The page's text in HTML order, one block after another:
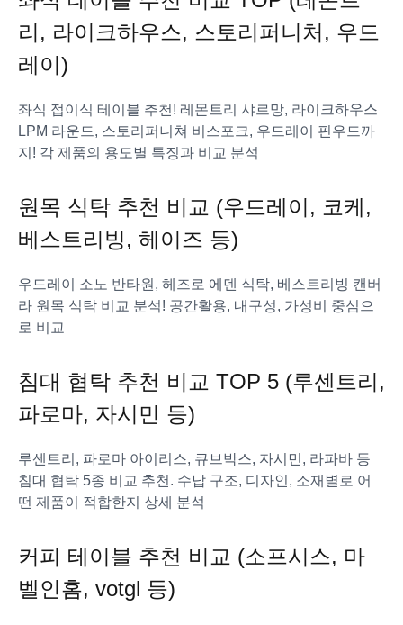
리, 라이크하우스, 스토리퍼니처, 우드
레이)
좌식 접이식 테이블 추천! 레몬트리 샤르망, 라이크하우스
LPM 라운드, 스토리퍼니쳐 비스포크, 우드레이 핀우드까
지! 각 제품의 용도별 특징과 비교 분석
원목 식탁 추천 비교 (우드레이, 코케,
베스트리빙, 헤이즈 등)
우드레이 소노 반타원, 헤즈로 에덴 식탁, 베스트리빙 캔버
라 원목 식탁 비교 분석! 공간활용, 내구성, 가성비 중심으
로 비교
침대 협탁 추천 비교 TOP 5 (루센트리,
파로마, 자시민 등)
루센트리, 파로마 아이리스, 큐브박스, 자시민, 라파바 등
침대 협탁 5종 비교 추천. 수납 구조, 디자인, 소재별로 어
떤 제품이 적합한지 상세 분석
커피 테이블 추천 비교 (소프시스, 마
벨인홈, votgl 등)